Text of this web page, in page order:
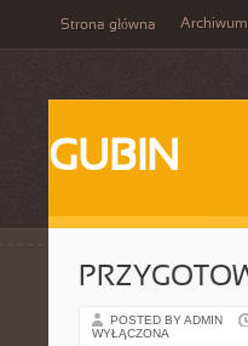
Strona główna Archiwum
GUBIN
POSTED BY ADMIN
WYŁĄCZONA